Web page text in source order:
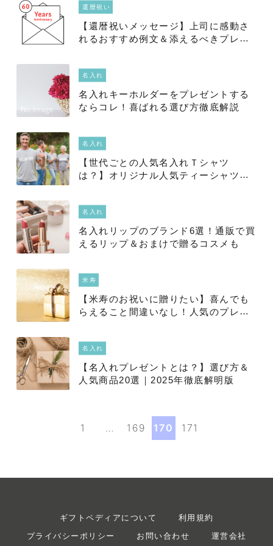
還暦祝い
【還暦祝いメッセージ】上司に感動さ
れるおすすめ例文＆添えるべきプレゼ
名入れ
名入れキーホルダーをプレゼントする
ならコレ！喜ばれる選び方徹底解説
名入れ
【世代ごとの人気名入れＴシャツ
は？】オリジナル人気ティーシャツ
名入れ
名入れリップのブランド6選！通販で買
えるリップ＆おまけで贈るコスメも
米寿
【米寿のお祝いに贈りたい】喜んでも
らえること間違いなし！人気のプレゼ
名入れ
【名入れプレゼントとは？】選び方＆
人気商品20選｜2025年徹底解明版
1 … 169 170 171
ギフトペディアについて
利用規約
プライバシーポリシー
お問い合わせ 運営会社